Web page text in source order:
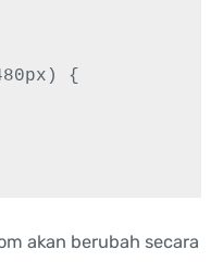
{
akan berubah secara